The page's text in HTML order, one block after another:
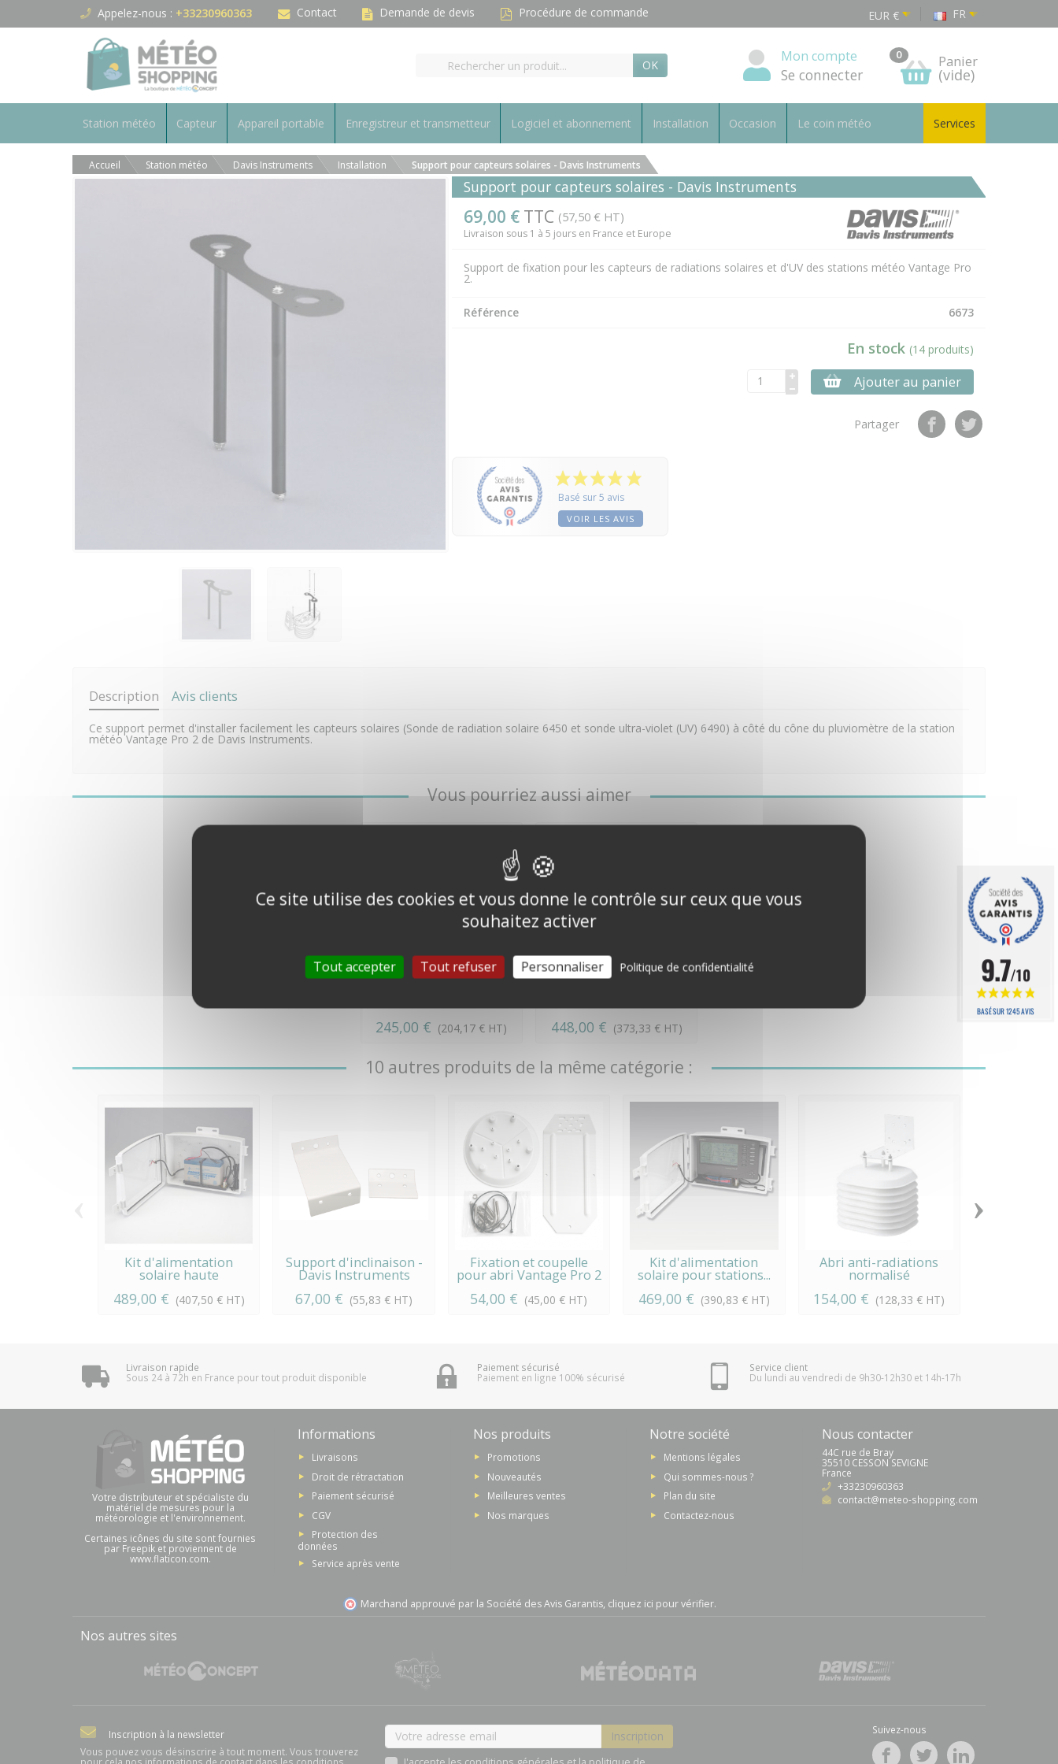
Appelez-nous : +33230960363 Contact Demande de devis Procédure de commande EUR € FR
OK
Mon compte
Se connecter
0 Panier
(vide)
Station météo Capteur Appareil portable Enregistreur et transmetteur Logiciel et abonnement Installation Occasion Le coin météo Services
Accueil Station météo Davis Instruments Installation Support pour capteurs solaires - Davis Instruments
Support pour capteurs solaires - Davis Instruments
69,00 € TTC (57,50 € HT)
Livraison sous 1 à 5 jours en France et Europe
Support de fixation pour les capteurs de radiations solaires et d'UV des stations météo Vantage Pro
2.
Référence 6673
En stock (14 produits)
Ajouter au panier
Partager
Basé sur 5 avis
VOIR LES AVIS
Description Avis clients
Ce support permet d'installer facilement les capteurs solaires (Sonde de radiation solaire 6450 et sonde ultra-violet (UV) 6490) à côté du cône du pluviomètre de la station
météo Vantage Pro 2 de Davis Instruments.
Vous pourriez aussi aimer
245,00 € (204,17 € HT) 448,00 € (373,33 € HT)
10 autres produits de la même catégorie :
Kit d'alimentation
solaire haute
489,00 € (407,50 € HT)
Support d'inclinaison -
Davis Instruments
67,00 € (55,83 € HT)
Fixation et coupelle
pour abri Vantage Pro 2
54,00 € (45,00 € HT)
Kit d'alimentation
solaire pour stations...
469,00 € (390,83 € HT)
Abri anti-radiations
normalisé
154,00 € (128,33 € HT)
›
Livraison rapide
Sous 24 à 72h en France pour tout produit disponible
Paiement sécurisé
Paiement en ligne 100% sécurisé
Service client
Du lundi au vendredi de 9h30-12h30 et 14h-17h
Votre distributeur et spécialiste du
matériel de mesures pour la
météorologie et l'environnement.
Certaines icônes du site sont fournies
par Freepik et proviennent de
www.flaticon.com.
Informations
Livraisons
Droit de rétractation
Paiement sécurisé
CGV
Protection des
données
Service après vente
Nos produits
Promotions
Nouveautés
Meilleures ventes
Nos marques
Notre société
Mentions légales
Qui sommes-nous ?
Plan du site
Contactez-nous
Nous contacter
44C rue de Bray
35510 CESSON SEVIGNE
France
+33230960363
contact@meteo-shopping.com
Marchand approuvé par la Société des Avis Garantis, cliquez ici pour vérifier.
Nos autres sites
Inscription à la newsletter
Vous pouvez vous désinscrire à tout moment. Vous trouverez
pour cela nos informations de contact dans les conditions
Suivez-nous
9.7/10
BASÉ SUR 1245 AVIS
Panneau de gestion des cookies
Ce site utilise des cookies et vous donne le contrôle sur ceux que vous
souhaitez activer
Tout accepter Tout refuser Personnaliser Politique de confidentialité